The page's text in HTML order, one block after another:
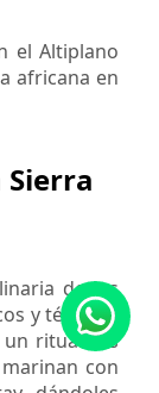
el Altiplano
africana en
Sierra
de los
y técnicas
un ritual: las
con